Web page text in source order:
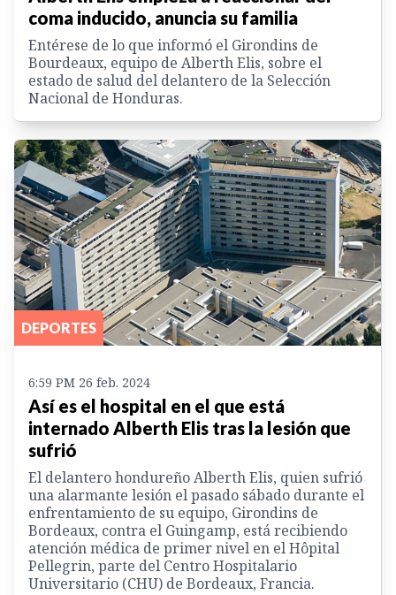
coma inducido, anuncia su familia
Entérese de lo que informó el Girondins de
Bourdeaux, equipo de Alberth Elis, sobre el
estado de salud del delantero de la Selección
Nacional de Honduras.
DEPORTES
6:59 PM 26 feb. 2024
Así es el hospital en el que está
internado Alberth Elis tras la lesión que
sufrió
El delantero hondureño Alberth Elis, quien sufrió
una alarmante lesión el pasado sábado durante el
enfrentamiento de su equipo, Girondins de
Bordeaux, contra el Guingamp, está recibiendo
atención médica de primer nivel en el Hôpital
Pellegrin, parte del Centro Hospitalario
Universitario (CHU) de Bordeaux, Francia.